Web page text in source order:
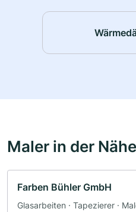
Maler in der Nähe
Farben Bühler GmbH
Glasarbeiten · Tapezierer ·